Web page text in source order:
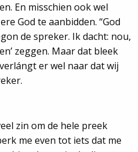
En misschien ook wel
God te aanbidden. “God
de spreker. Ik dacht: nou,
zeggen. Maar dat bleek
er wel naar dat wij
zin om de hele preek
me even tot iets dat me